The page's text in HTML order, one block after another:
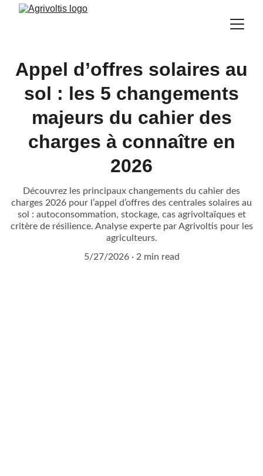
Appel d’offres solaires au
sol : les 5 changements
majeurs du cahier des
charges à connaître en
2026
Découvrez les principaux changements du cahier des
charges 2026 pour l’appel d’offres des centrales solaires au
sol : autoconsommation, stockage, cas agrivoltaïques et
critère de résilience. Analyse experte par Agrivoltis pour les
agriculteurs.
5/27/2026
2 min read